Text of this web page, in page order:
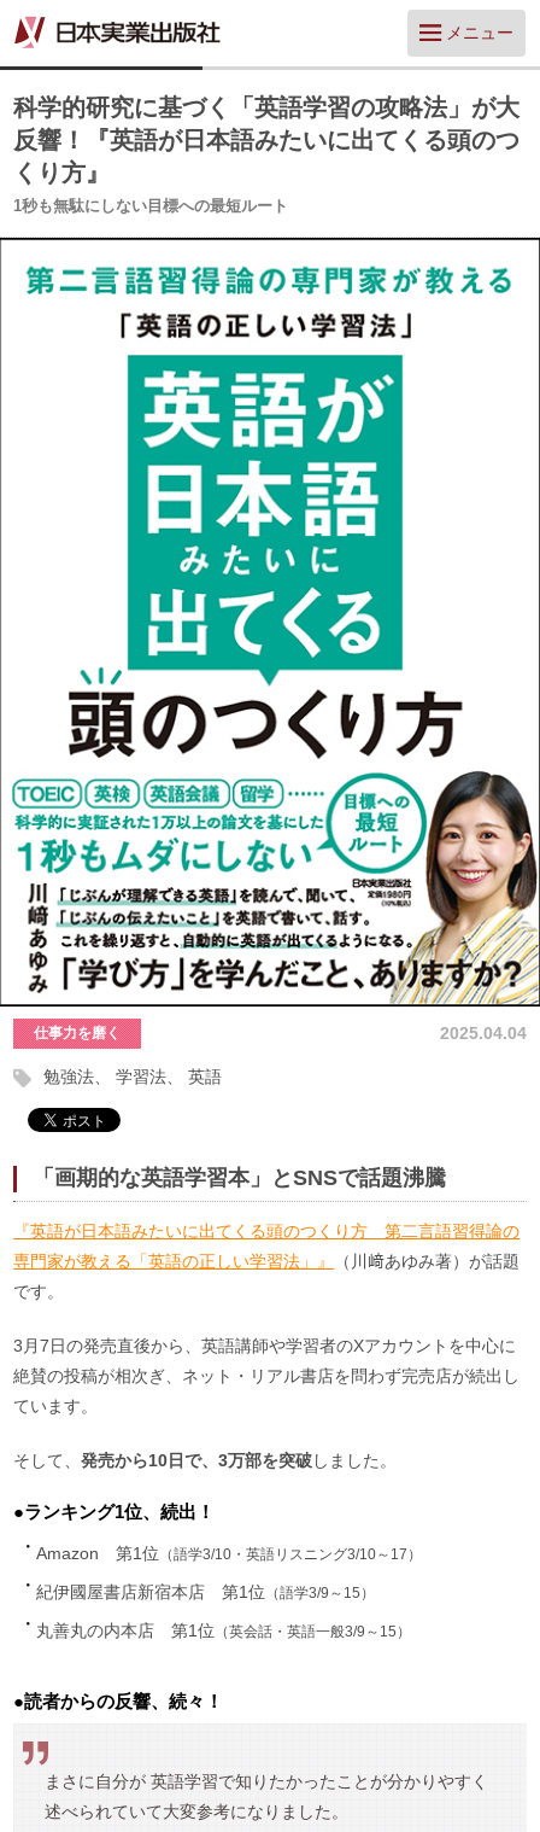
メニュー
科学的研究に基づく「英語学習の攻略法」が大
反響！『英語が日本語みたいに出てくる頭のつ
くり方』
1秒も無駄にしない目標への最短ルート
2025.04.04
仕事力を磨く
勉強法 学習法 英語
「画期的な英語学習本」とSNSで話題沸騰
『英語が日本語みたいに出てくる頭のつくり方 第二言語習得論の
専門家が教える「英語の正しい学習法」』
（川﨑あゆみ著）が話題
です。
3月7日の発売直後から、英語講師や学習者のXアカウントを中心に
絶賛の投稿が相次ぎ、ネット・リアル書店を問わず完売店が続出し
ています。
そして、発売から10日で、3万部を突破しました。
●ランキング1位、続出！
Amazon 第1位 （語学3/10・英語リスニング3/10～17）
紀伊國屋書店新宿本店 第1位 （語学3/9～15）
丸善丸の内本店 第1位 （英会話・英語一般3/9～15）
●読者からの反響、続々！
まさに自分が 英語学習で知りたかったことが分かりやすく
述べられていて大変参考になりました。